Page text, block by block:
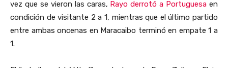
vez que se vieron las caras, Rayo derrotó a Portuguesa en
condición de visitante 2 a 1, mientras que el último partido
entre ambas oncenas en Maracaibo terminó en empate 1 a
1.